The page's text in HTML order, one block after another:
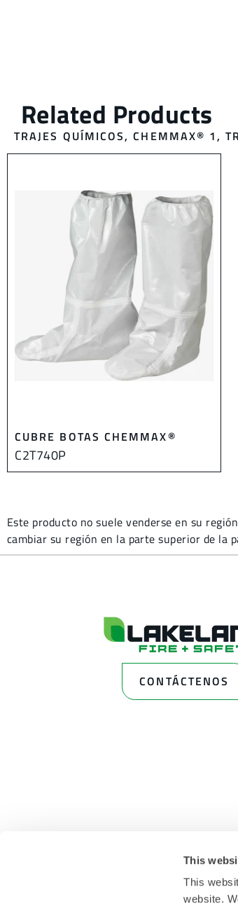
This
This
website.
TRAJES QUÍMICOS,CHEMMAX® 1,
CUBRE BOTAS CHEMMAX®
C2T740P
Este producto no suele venderse en su
cambiar su región en la parte superior de la
CONTÁCTENOS